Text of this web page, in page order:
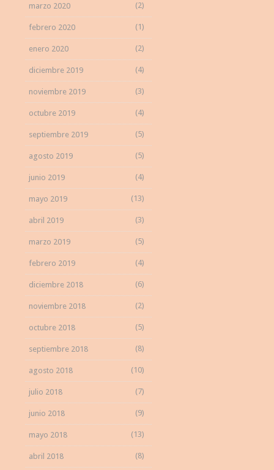
marzo 2020 (2)
febrero 2020 (1)
enero 2020 (2)
diciembre 2019 (4)
noviembre 2019 (3)
octubre 2019 (4)
septiembre 2019 (5)
agosto 2019 (5)
junio 2019 (4)
mayo 2019 (13)
abril 2019 (3)
marzo 2019 (5)
febrero 2019 (4)
diciembre 2018 (6)
noviembre 2018 (2)
octubre 2018 (5)
septiembre 2018 (8)
agosto 2018 (10)
julio 2018 (7)
junio 2018 (9)
mayo 2018 (13)
abril 2018 (8)